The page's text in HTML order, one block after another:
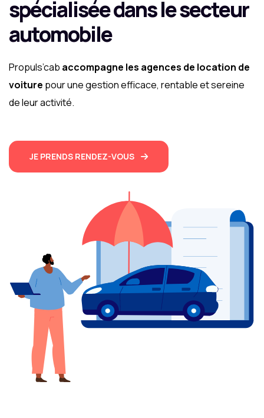
spécialisée dans le secteur
automobile
Propuls’cab accompagne les agences de location de
voiture pour une gestion efficace, rentable et sereine
de leur activité.
JE PRENDS RENDEZ-VOUS